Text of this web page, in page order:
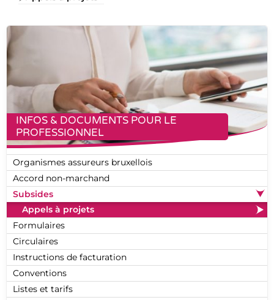
INFOS & DOCUMENTS POUR LE
PROFESSIONNEL
Organismes assureurs bruxellois
Accord non-marchand
Subsides
Appels à projets
Formulaires
Circulaires
Instructions de facturation
Conventions
Listes et tarifs